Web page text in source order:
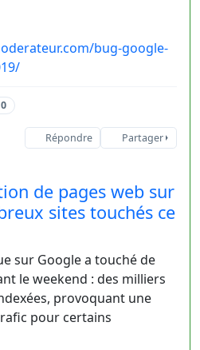
bug-google-
0
Répondre Partager
de pages web sur
sites touchés ce
sur Google a touché de
le weekend : des milliers
provoquant une
pour certains